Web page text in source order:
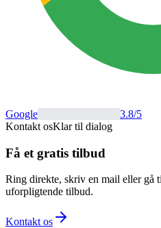
Google 3.8/5
Kontakt osKlar til dialog
Få et gratis tilbud
Ring direkte, skriv en mail eller gå
uforpligtende tilbud.
Kontakt os